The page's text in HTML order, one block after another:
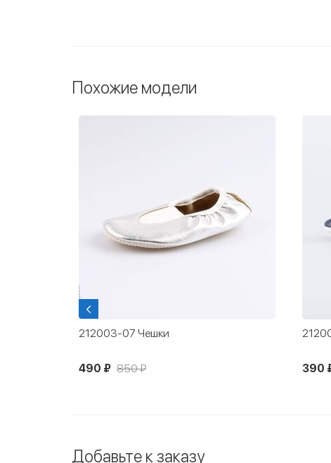
Похожие модели
212005-09 Чешки серебристо-синие
390 ₽ 850 ₽ 290
Добавьте к заказу